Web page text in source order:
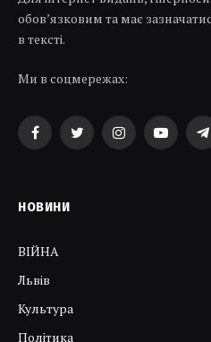
обов’язковим та має
в тексті.
Ми в соцмережах:
FacebookTwitterInstagramYouTube
НОВИНИ
ВІЙНА
Львів
Культура
Політика